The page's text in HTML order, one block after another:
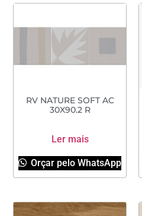
RV NATURE SOFT AC
30X90.2 R
Ler mais
Orçar pelo WhatsApp